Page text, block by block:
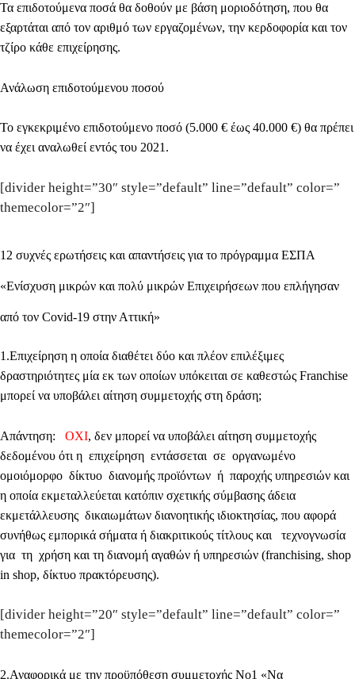
Τα επιδοτούμενα ποσά θα δοθούν με βάση μοριοδότηση, που θα
εξαρτάται από τον αριθμό των εργαζομένων, την κερδοφορία και τον
τζίρο κάθε επιχείρησης.
Ανάλωση επιδοτούμενου ποσού
Το εγκεκριμένο επιδοτούμενο ποσό (5.000 € έως 40.000 €) θα πρέπει
να έχει αναλωθεί εντός του 2021.
[divider height=”30″ style=”default” line=”default” color=”
themecolor=”2″]
12 συχνές ερωτήσεις και απαντήσεις για το πρόγραμμα ΕΣΠΑ
«Ενίσχυση μικρών και πολύ μικρών Επιχειρήσεων που επλήγησαν
από τον Covid-19 στην Αττική»
1 .Επιχείρηση η οποία διαθέτει δύο και πλέον επιλέξιμες
δραστηριότητες μία εκ των οποίων υπόκειται σε καθεστώς Franchise
μπορεί να υποβάλει αίτηση συμμετοχής στη δράση;
Απάντηση: ΟΧΙ, δεν μπορεί να υποβάλει αίτηση συμμετοχής
δεδομένου ότι η επιχείρηση εντάσσεται σε οργανωμένο
ομοιόμορφο δίκτυο διανομής προϊόντων ή παροχής υπηρεσιών και
η οποία εκμεταλλεύεται κατόπιν σχετικής σύμβασης άδεια
εκμετάλλευσης δικαιωμάτων διανοητικής ιδιοκτησίας, που αφορά
συνήθως εμπορικά σήματα ή διακριτικούς τίτλους και τεχνογνωσία
για τη χρήση και τη διανομή αγαθών ή υπηρεσιών (franchising, shop
in shop, δίκτυο πρακτόρευσης).
[divider height=”20″ style=”default” line=”default” color=”
themecolor=”2″]
2.Αναφορικά με την προϋπόθεση συμμετοχής Νο1 «Να